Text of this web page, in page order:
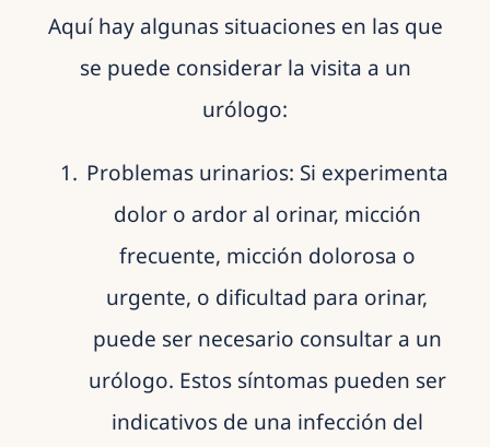
Aquí hay algunas situaciones en las que
se puede considerar la visita a un
urólogo:
Problemas urinarios: Si experimenta
dolor o ardor al orinar, micción
frecuente, micción dolorosa o
urgente, o dificultad para orinar,
puede ser necesario consultar a un
urólogo. Estos síntomas pueden ser
indicativos de una infección del